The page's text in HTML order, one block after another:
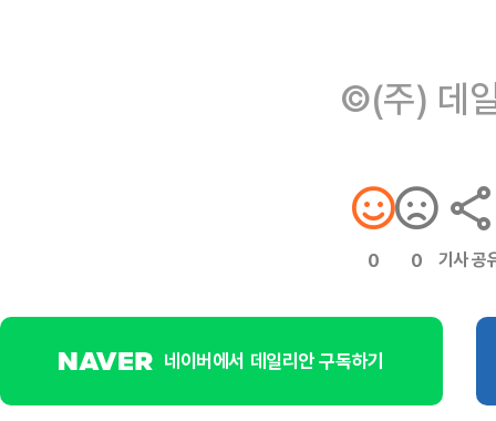
©(주) 데
0 0 기사 공
네이버에서 데일리안 구독하기